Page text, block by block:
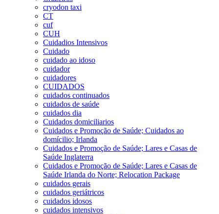
cryodon taxi
CT
cuf
CUH
Cuidadios Intensivos
Cuidado
cuidado ao idoso
cuidador
cuidadores
CUIDADOS
cuidados continuados
cuidados de saúde
cuidados dia
Cuidados domiciliarios
Cuidados e Promoção de Saúde; Cuidados ao
domícilio; Irlanda
Cuidados e Promoção de Saúde; Lares e Casas de
Saúde Inglaterra
Cuidados e Promoção de Saúde; Lares e Casas de
Saúde Irlanda do Norte; Relocation Package
cuidados gerais
cuidados geriátricos
cuidados idosos
cuidados intensivos